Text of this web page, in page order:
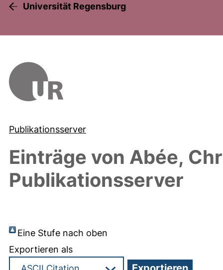
Universität Regensburg
Publikationsserver
Einträge von Abée,
Publikationsserver
Eine Stufe nach oben
Exportieren als